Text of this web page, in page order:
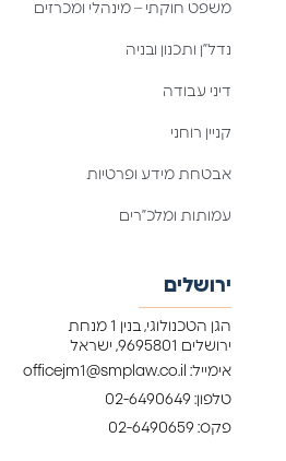
משפט חוקתי – מינהלי ומכרזים
נדל”ן ותכנון ובניה
דיני עבודה
קניין רוחני
אבטחת מידע ופרטיות
עמותות ומלכ”רים
ירושלים
הגן הטכנולוגי, בנין 1 מנחת
ירושלים 9695801, ישראל
אימייל: officejm1@smplaw.co.il
טלפון: 02-6490649
פקס: 02-6490659